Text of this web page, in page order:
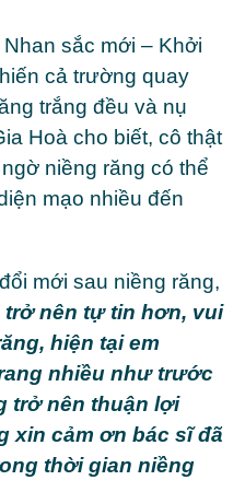
sắc mới – Khởi
cả trường quay
trắng đều và nụ
Hoà cho biết, cô thật
niềng răng có thể
mạo nhiều đến
mới sau niềng răng,
trở nên tự tin hơn, vui
hiện tại em
nhiều như trước
trở nên thuận lợi
xin cảm ơn bác sĩ đã
thời gian niềng